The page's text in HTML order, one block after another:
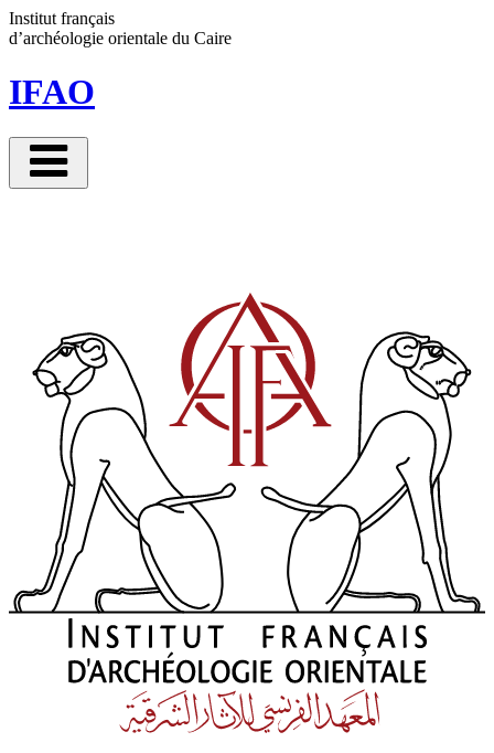
Institut français
d’archéologie orientale du Caire
IFAO
Panneau de gestion des cookies